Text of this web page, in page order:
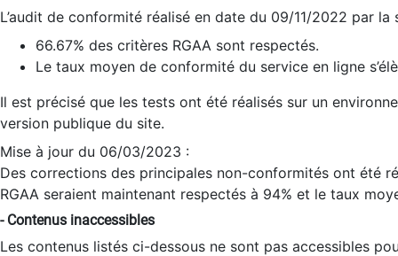
L’audit de conformité réalisé en date du 09/11/2022 par
66.67% des critères RGAA sont respectés.
Le taux moyen de conformité du service en ligne
Il est précisé que les tests ont été réalisés sur un
version publique du site.
Mise à jour du 06/03/2023 :
Des corrections des principales non-conformités ont été
RGAA seraient maintenant respectés à 94% et le taux
- Contenus inaccessibles
Les contenus listés ci-dessous ne sont pas accessibles